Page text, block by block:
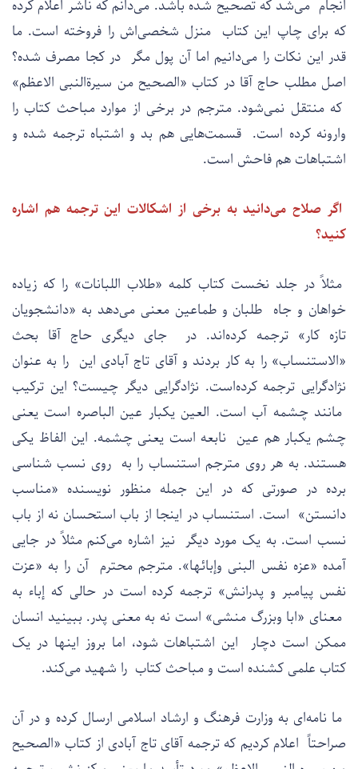
انجام می‌شد که تصحیح شده باشد. می‌دانم که ناشر اعلام کرده
که برای چاپ این کتاب منزل شخصی‌اش را فروخته است. ما
قدر این نکات را می‌دانیم اما آن پول مگر در کجا مصرف شده؟
اصل مطلب حاج آقا در کتاب «الصحیح من سیرةالنبی الاعظم»
که منتقل نمی‌شود. مترجم در برخی از موارد مباحث کتاب را
وارونه کرده است. قسمت‌هایی هم بد و اشتباه ترجمه شده و
اشتباهات هم فاحش است.
اگر صلاح می‌دانید به برخی از اشکالات این ترجمه هم اشاره
کنید؟
مثلاً در جلد نخست کتاب کلمه «طلاب اللبانات» را که زیاده
خواهان و جاه طلبان و طماعین معنی می‌دهد به «دانشجویان
تازه کار» ترجمه کرده‌اند. در جای دیگری حاج آقا بحث
«الاستنساب» را به کار بردند و آقای تاج آبادی این را به عنوان
نژادگرایی ترجمه کرده‌است. نژادگرایی دیگر چیست؟ این ترکیب
مانند چشمه آب است. العین یکبار عین الباصره است یعنی
چشم یکبار هم عین نابعه است یعنی چشمه. این الفاظ یکی
هستند. به هر روی مترجم استنساب را به روی نسب شناسی
برده در صورتی که در این جمله منظور نویسنده «مناسب
دانستن» است. استنساب در اینجا از باب استحسان نه از باب
نسب است. به یک مورد دیگر نیز اشاره می‌کنم مثلاً در جایی
آمده «عزه نفس البنی وإبائها». مترجم محترم آن را به «عزت
نفس پیامبر و پدرانش» ترجمه کرده است در حالی که إباء به
معنای «ابا وبزرگ منشی» است نه به معنی پدر. ببینید انسان
ممکن است دچار این اشتباهات شود، اما بروز اینها در یک
کتاب علمی کشنده است و مباحث کتاب را شهید می‌کند.
ما نامه‌ای به وزارت فرهنگ و ارشاد اسلامی ارسال کرده و در آن
صراحتاً اعلام کردیم که ترجمه آقای تاج آبادی از کتاب «الصحیح